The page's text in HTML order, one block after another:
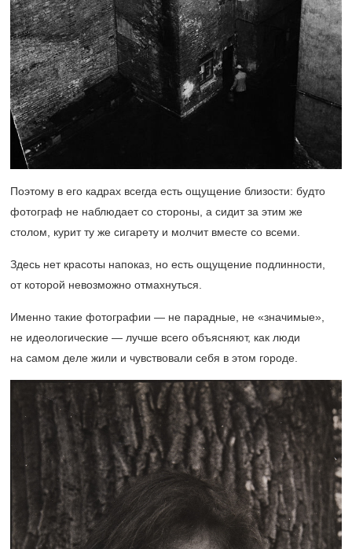
Поэтому в его кадрах всегда есть ощущение близости: будто
фотограф не наблюдает со стороны, а сидит за этим же
столом, курит ту же сигарету и молчит вместе со всеми.
Здесь нет красоты напоказ, но есть ощущение подлинности,
от которой невозможно отмахнуться.
Именно такие фотографии — не парадные, не «значимые»,
не идеологические — лучше всего объясняют, как люди
на самом деле жили и чувствовали себя в этом городе.